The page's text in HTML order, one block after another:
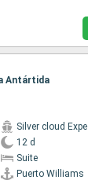
Antártida
12 d
Suite
Puerto Williams